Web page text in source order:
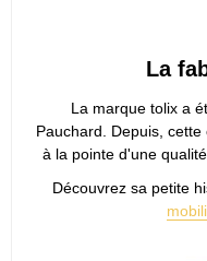
La
La marque tolix a
Pauchard. Depuis,
à la pointe d'une
Découvrez sa petite